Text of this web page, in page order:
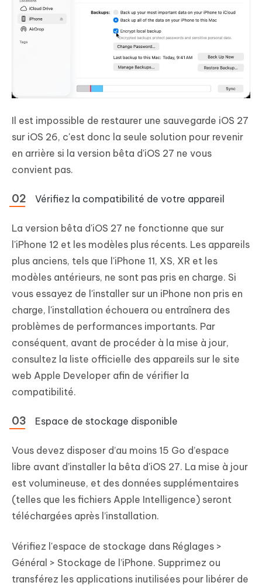
Il est impossible de restaurer une sauvegarde iOS 27
sur iOS 26, c'est donc la seule solution pour revenir
en arrière si la version bêta d'iOS 27 ne vous
convient pas.
Vérifiez la compatibilité de votre appareil
La version bêta d'iOS 27 ne fonctionne que sur
l'iPhone 12 et les modèles plus récents. Les appareils
plus anciens, tels que l'iPhone 11, XS, XR et les
modèles antérieurs, ne sont pas pris en charge. Si
vous essayez de l'installer sur un iPhone non pris en
charge, l'installation échouera ou entraînera des
problèmes de performances importants. Par
conséquent, avant de procéder à la mise à jour,
consultez la liste officielle des appareils sur le site
web Apple Developer afin de vérifier la
compatibilité.
Espace de stockage disponible
Vous devez disposer d’au moins 15 Go d’espace
libre avant d’installer la bêta d'iOS 27. La mise à jour
est volumineuse, et des données supplémentaires
(telles que les fichiers Apple Intelligence) seront
téléchargées après l’installation.
Vérifiez l'espace de stockage dans Réglages >
Général > Stockage de l’iPhone. Supprimez ou
transférez les applications inutilisées pour libérer de